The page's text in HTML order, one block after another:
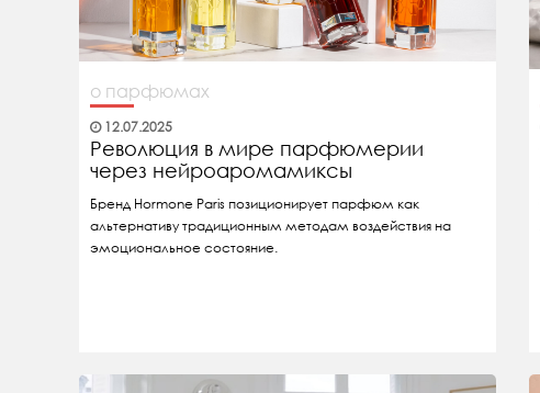
о парфюмах
12.07.2025
Революция в мире парфюмерии
через нейроаромамиксы
Бренд Hormone Paris позиционирует парфюм как
альтернативу традиционным методам воздействия на
эмоциональное состояние.